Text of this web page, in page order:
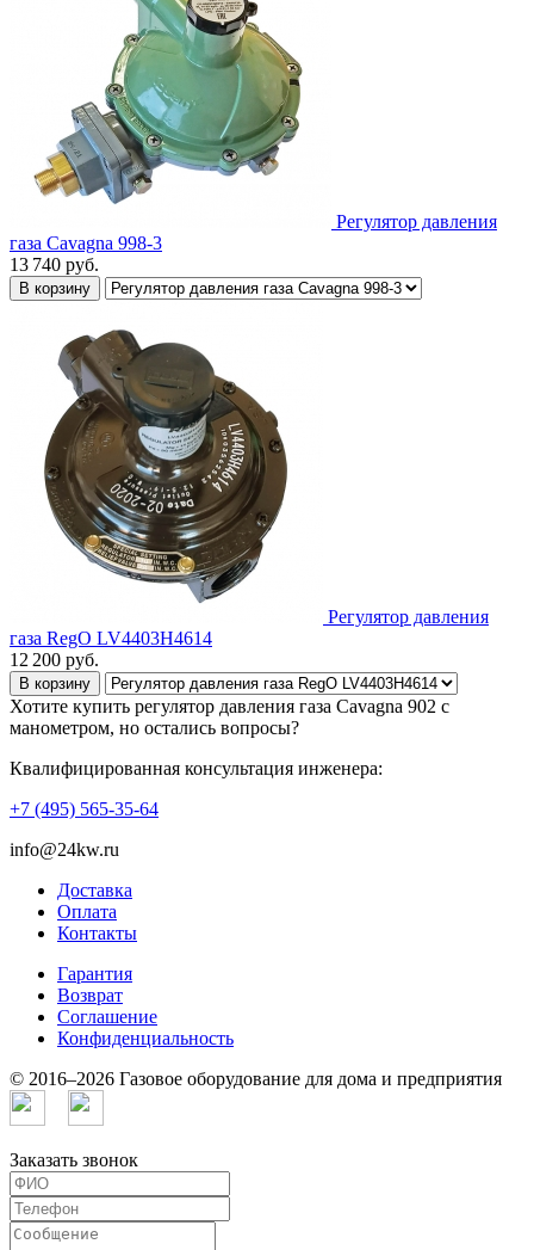
Регулятор давления
газа Cavagna 998-3
13 740 руб.
В корзину
Регулятор давления
газа RegO LV4403H4614
12 200 руб.
В корзину
Хотите купить регулятор давления газа Cavagna 902 с
манометром, но остались вопросы?
Квалифицированная консультация инженера:
+7 (495) 565-35-64
info@24kw.ru
Доставка
Оплата
Контакты
Гарантия
Возврат
Cоглашение
Конфиденциальность
© 2016–2026 Газовое оборудование для дома и предприятия
Заказать звонок